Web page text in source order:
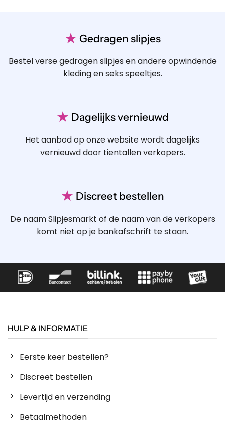
★ Gedragen slipjes
Bestel verse gedragen slipjes en andere opwindende
kleding en seks speeltjes.
★ Dagelijks vernieuwd
Het aanbod op onze website wordt dagelijks
vernieuwd door tientallen verkopers.
★ Discreet bestellen
De naam Slipjesmarkt of de naam van de verkopers
komt niet op je bankafschrift te staan.
HULP & INFORMATIE
Eerste keer bestellen?
Discreet bestellen
Levertijd en verzending
Betaalmethoden